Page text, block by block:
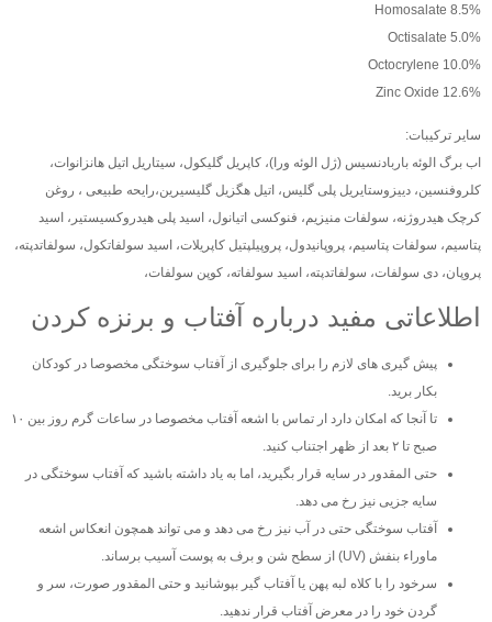
Homosalate 8.5%
Octisalate 5.0%
Octocrylene 10.0%
Zinc Oxide 12.6%
سایر ترکیبات:
اب برگ الوئه باربادنسیس (ژل الوئه ورا)، کاپریل گلیکول، سیتاریل اتیل هانزانوات،
کلروفنسین، دییزوستایریل پلی گلیس، اتیل هگزیل گلیسیرین،رایحه طبیعی ، روغن
کرچک هیدروژنه، سولفات منیزیم، فنوکسی اتیانول، اسید پلی هیدروکسیستیر، اسید
پتاسیم، سولفات پتاسیم، پروپانیدول، پروپیلپتیل کاپریلات، اسید سولفاتکول، سولفاتدپته،
پروپان، دی سولفات، سولفاتدپته، اسید سولفاته، کوپن سولفات،
اطلاعاتی مفید درباره آفتاب و برنزه کردن
پیش گیری های لازم را برای جلوگیری از آفتاب سوختگی مخصوصا در کودکان
بکار برید.
تا آنجا که امکان دارد ار تماس با اشعه آفتاب مخصوصا در ساعات گرم روز بین ۱۰
صبح تا ۲ بعد از ظهر اجتناب کنید.
حتی المقدور در سایه قرار بگیرید، اما به یاد داشته باشید که آفتاب سوختگی در
سایه جزیی نیز رخ می دهد.
آفتاب سوختگی حتی در آب نیز رخ می دهد و می تواند همچون انعکاس اشعه
ماوراء بنفش (UV) از سطح شن و برف به پوست آسیب برساند.
سرخود را با کلاه لبه پهن یا آفتاب گیر بپوشانید و حتی المقدور صورت، سر و
گردن خود را در معرض آفتاب قرار ندهید.